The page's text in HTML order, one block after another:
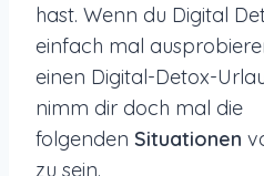
hast. Wenn du Digital
einfach mal
einen Digital-Detox-
nimm dir doch mal die
folgenden Situationen
zu sein.